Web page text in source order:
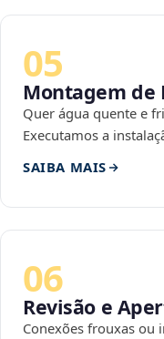
05
Montagem
Quer água quente e
Executamos a
SAIBA MAIS
06
Revisão e
Conexões frouxas ou